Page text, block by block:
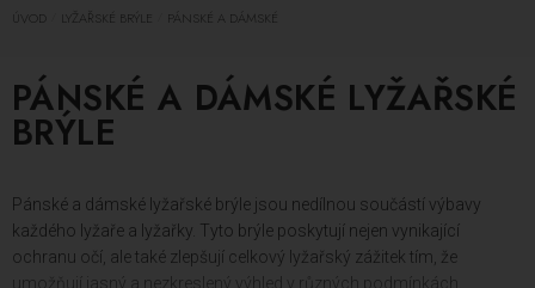
ÚVOD LYŽAŘSKÉ BRÝLE PÁNSKÉ A DÁMSKÉ
PÁNSKÉ A DÁMSKÉ LYŽAŘSKÉ
BRÝLE
Pánské a dámské lyžařské brýle jsou nedílnou součástí výbavy
každého lyžaře a lyžařky. Tyto brýle poskytují nejen vynikající
ochranu očí, ale také zlepšují celkový lyžařský zážitek tím, že
umožňují jasný a nezkreslený výhled v různých podmínkách.